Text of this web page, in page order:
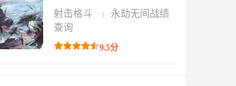
射击格斗 |
永劫无间战绩
查询
9.5分